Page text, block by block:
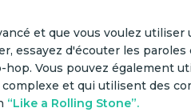
et que vous voulez utiliser
essayez d'écouter les paroles
Vous pouvez également
et qui utilisent des
“Like a Rolling Stone”.